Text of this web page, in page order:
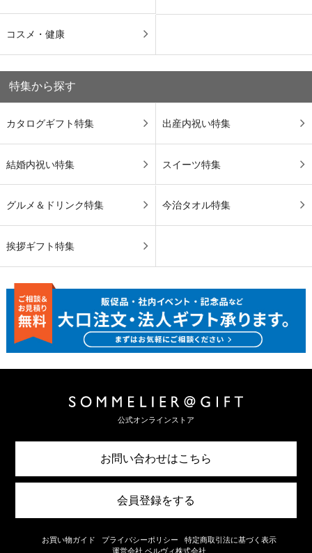
コスメ・健康
特集から探す
カタログギフト特集 出産内祝い特集
結婚内祝い特集 スイーツ特集
グルメ＆ドリンク特集 今治タオル特集
挨拶ギフト特集
公式オンラインストア
お問い合わせはこちら
会員登録をする
お買い物ガイド プライバシーポリシー
特定商取引法に基づく表示
運営会社 ベルヴィ株式会社